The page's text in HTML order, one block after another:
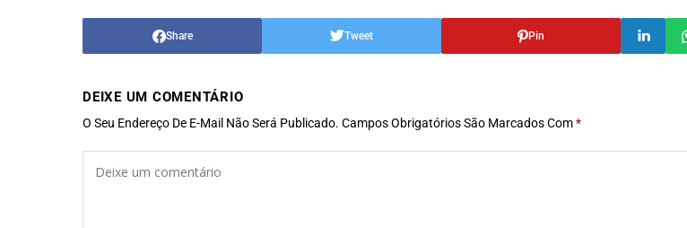
Share Tweet Pin
DEIXE UM COMENTÁRIO
O Seu Endereço De E-Mail Não Será Publicado. Campos Obrigatórios São Marcados Com*